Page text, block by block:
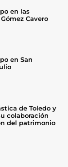
en las
Cavero
en San
de Toledo y
colaboración
del patrimonio